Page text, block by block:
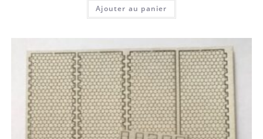
Ajouter au panier